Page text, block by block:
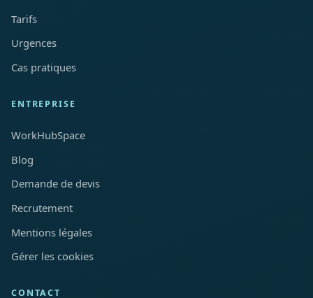
Tarifs
Urgences
Cas pratiques
ENTREPRISE
WorkHubSpace
Blog
Demande de devis
Recrutement
Mentions légales
Gérer les cookies
CONTACT